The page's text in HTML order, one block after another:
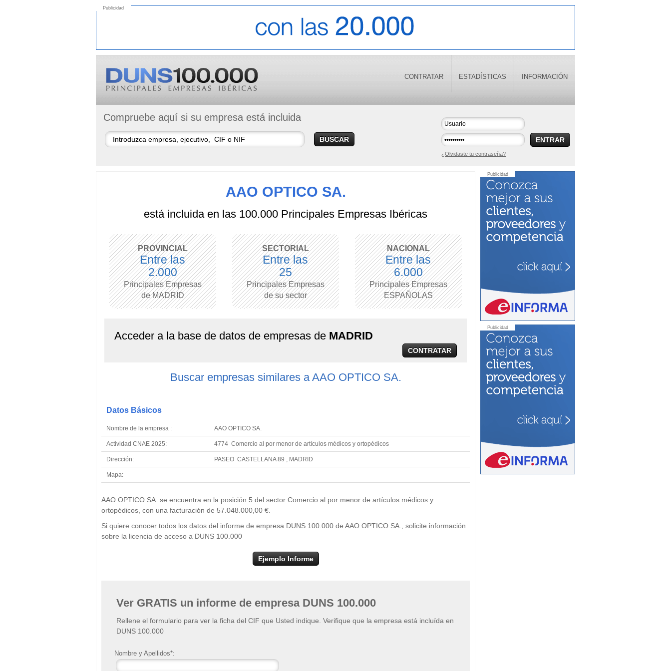
Publicidad
CONTRATAR ESTADÍSTICAS INFORMACIÓN
Compruebe aquí si su empresa está incluida
BUSCAR ENTRAR
¿Olvidaste tu contraseña?
AAO OPTICO SA.
está incluida en las 100.000 Principales Empresas Ibéricas
PROVINCIAL
Entre las
2.000
Principales Empresas
de MADRID
SECTORIAL
Entre las
25
Principales Empresas
de su sector
NACIONAL
Entre las
6.000
Principales Empresas
ESPAÑOLAS
Acceder a la base de datos de empresas de MADRID
CONTRATAR
Buscar empresas similares a AAO OPTICO SA.
Datos Básicos
Nombre de la empresa : AAO OPTICO SA.
Actividad CNAE 2025: 4774 Comercio al por menor de artículos médicos y ortopédicos
Dirección: PASEO CASTELLANA 89 , MADRID
Mapa:
×
−
AAO OPTICO SA. se encuentra en la posición 5 del sector Comercio al por menor de artículos médicos y
ortopédicos, con una facturación de 57.048.000,00 €.
Si quiere conocer todos los datos del informe de empresa DUNS 100.000 de AAO OPTICO SA., solicite información
sobre la licencia de acceso a DUNS 100.000
Ejemplo Informe
Ver GRATIS un informe de empresa DUNS 100.000
Rellene el formulario para ver la ficha del CIF que Usted indique. Verifique que la empresa está incluída en
DUNS 100.000
Nombre y Apellidos*:
Publicidad
Publicidad